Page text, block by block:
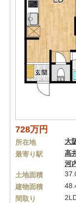
728万円
所在地 大
最寄り駅
高
河
土地面積
建物面積
間取り